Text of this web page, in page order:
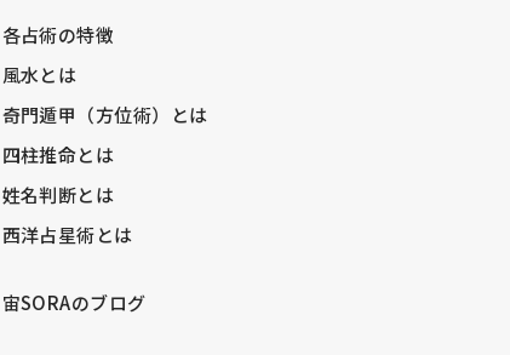
各占術の特徴
風水とは
奇門遁甲（方位術）とは
四柱推命とは
姓名判断とは
西洋占星術とは
宙SORAのブログ